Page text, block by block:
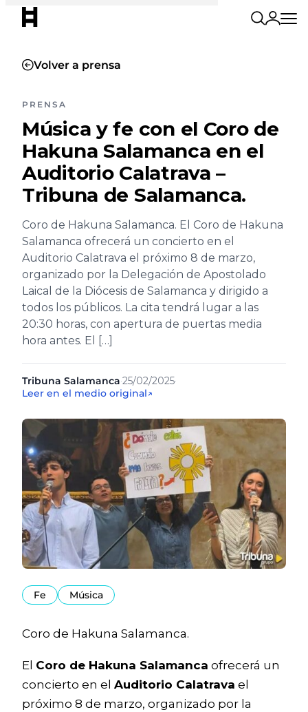
Volver a prensa
PRENSA
Música y fe con el Coro de
Hakuna Salamanca en el
Auditorio Calatrava –
Tribuna de Salamanca.
Coro de Hakuna Salamanca. El Coro de Hakuna
Salamanca ofrecerá un concierto en el
Auditorio Calatrava el próximo 8 de marzo,
organizado por la Delegación de Apostolado
Laical de la Diócesis de Salamanca y dirigido a
todos los públicos. La cita tendrá lugar a las
20:30 horas, con apertura de puertas media
hora antes. El […]
Tribuna Salamanca·25/02/2025·
Leer en el medio original↗
Fe Música
Coro de Hakuna Salamanca.
El Coro de Hakuna Salamanca ofrecerá un
concierto en el Auditorio Calatrava el
próximo 8 de marzo, organizado por la